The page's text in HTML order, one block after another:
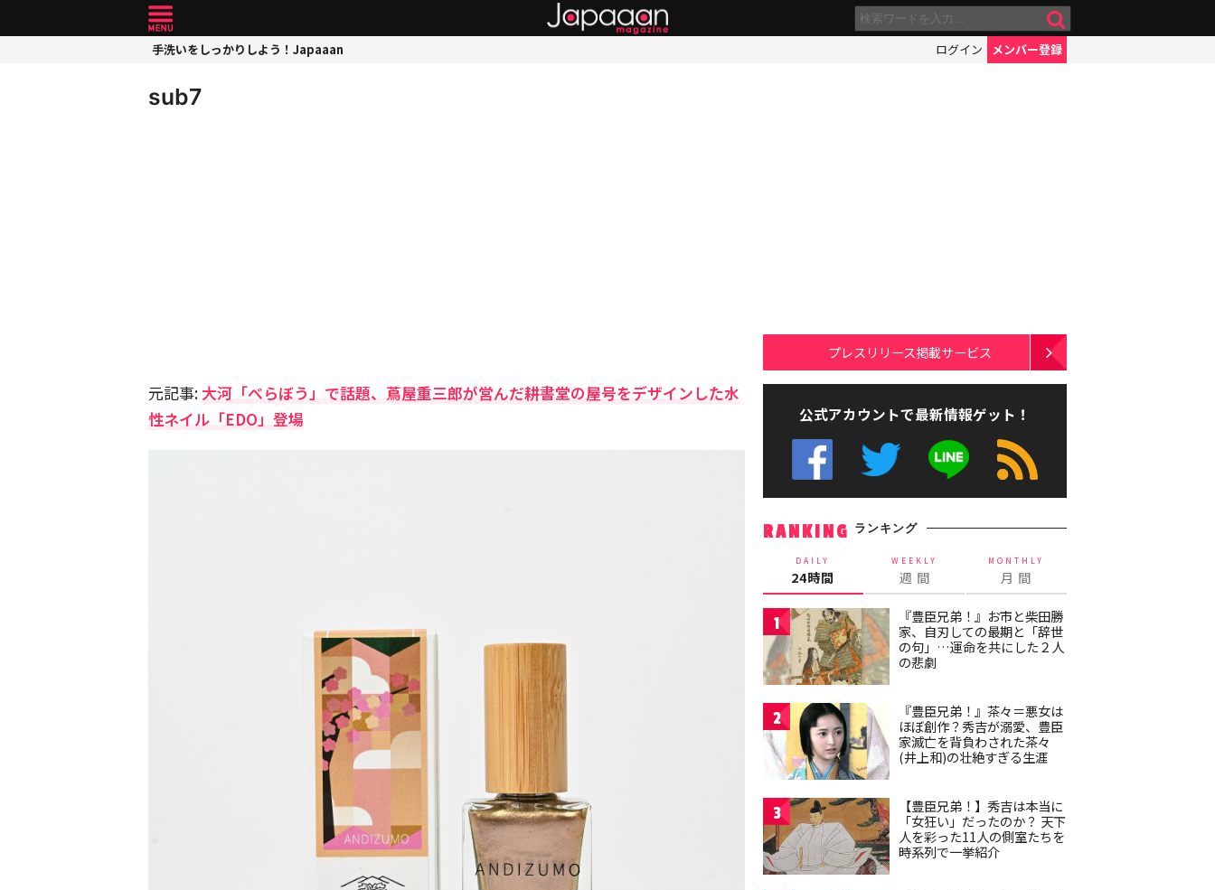
手洗いをしっかりしよう！Japaaan ログイン メンバー登録
sub7
元記事:大河「べらぼう」で話題、蔦屋重三郎が営んだ耕書堂の屋号をデザインした水
性ネイル「EDO」登場
プレスリリース掲載サービス
公式アカウントで最新情報ゲット！
RANKING ランキング
DAILY
24時間
WEEKLY
週 間
MONTHLY
月 間
1
『豊臣兄弟！』お市と柴田勝
家、自刃しての最期と「辞世
の句」…運命を共にした２人
の悲劇
2
『豊臣兄弟！』茶々＝悪女は
ほぼ創作？秀吉が溺愛、豊臣
家滅亡を背負わされた茶々
(井上和)の壮絶すぎる生涯
3
【豊臣兄弟！】秀吉は本当に
「女狂い」だったのか？ 天下
人を彩った11人の側室たちを
時系列で一挙紹介